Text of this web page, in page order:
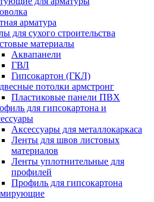
арматура
для сухого строительства
материалы
Аквапанели
ГВЛ
Гипсокартон (ГКЛ)
потолки армстронг
Пластиковые панели ПВХ
для гипсокартона и
Аксессуары для металлокаркаса
Ленты для швов листовых
материалов
Ленты уплотнительные для
профилей
Профиль для гипсокартона